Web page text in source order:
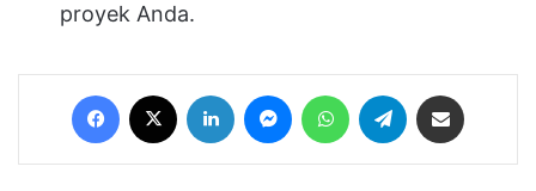
proyek Anda.
Facebook LinkedIn MessengerWhatsAppTelegram